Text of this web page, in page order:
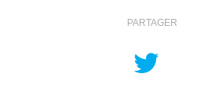
PARTAGER